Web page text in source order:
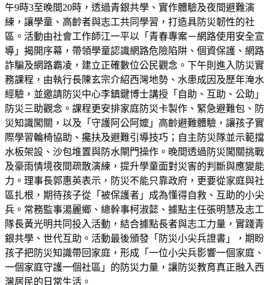
午9時3至晚間20時，透過青銀共學、實作體驗及夜間避難演
練，讓學童、高齡者與志工共同學習，打造具防災韌性的社
區。活動由社會工作師江一平以「青春專案－網路使用安全宣
導」揭開序幕，帶領學童認識網路危險陷阱、個資保護、網路
詐騙及網路霸凌，建立正確數位公民觀念。下午則進入防災實
務課程，由執行長陳玄宗介紹西灣地勢、水患成因及歷年淹水
經驗，並邀請防災中心李鎮鍵博士講授「自助、互助、公助」
防災三助觀念。課程更安排家庭防災卡製作、緊急避難包、防
災知識闖關，以及「守護阿公阿嬤」高齡避難體驗，讓孩子實
際學習輪椅協助、攙扶及避難引導技巧；自主防災隊並示範擋
水板架設、沙包堆置與防水閘門操作。晚間透過防災闖關挑戰
及豪雨情境夜間疏散演練，提升學童面對災害的判斷與應變能
力。理事長郭惠英表示，防災不能只靠政府，更要從家庭與社
區扎根，期待孩子從「被保護者」成為懂得自救、互助的小尖
兵。常務監事湯麗鄉、總幹事柯淑懿、據點主任張明慧及志工
隊長黃光明共同投入活動，結合據點長者與志工力量，實踐青
銀共學、世代互助。活動最後頒發「防災小尖兵證書」，期盼
孩子把防災知識帶回家庭，形成「一位小尖兵影響一個家庭、
一個家庭守護一個社區」的防災力量，讓防災教育真正融入西
灣居民的日常生活。